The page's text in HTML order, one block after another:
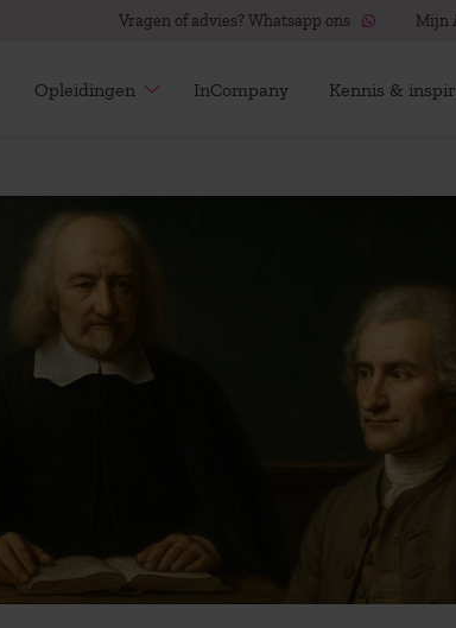
Vragen of advies? Whatsapp ons Mijn
Opleidingen InCompany Kennis &